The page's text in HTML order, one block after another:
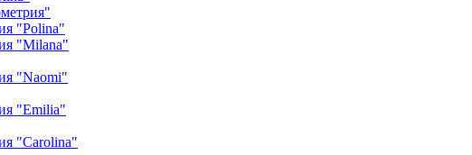
"Polina"
"Milana"
"Naomi"
"Emilia"
"Carolina"